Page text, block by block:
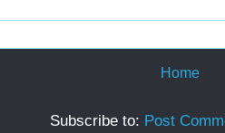
Home
Subscribe to: Post